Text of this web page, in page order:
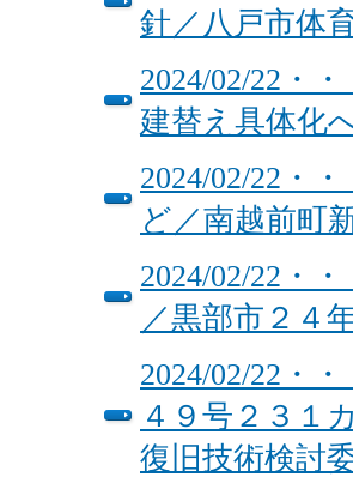
針／八戸市体
2024/02/22・
建替え具体化
2024/02/22・
ど／南越前町
2024/02/22・
／黒部市２４
2024/02/22・
４９号２３１
復旧技術検討